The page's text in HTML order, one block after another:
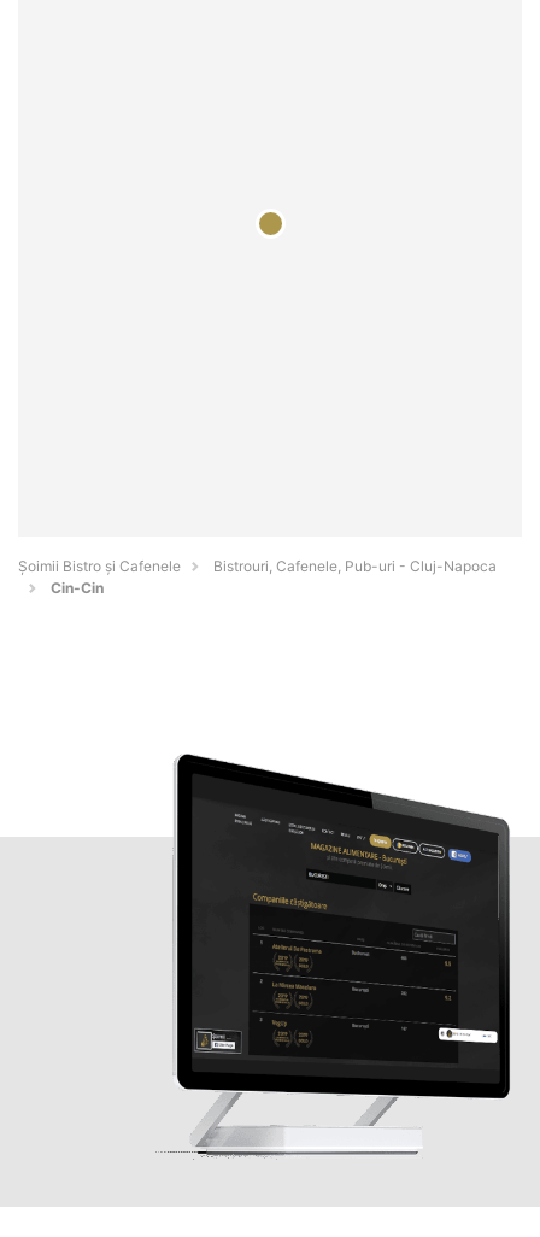
Șoimii Bistro și Cafenele
Bistrouri, Cafenele, Pub-uri - Cluj-Napoca
Cin-Cin